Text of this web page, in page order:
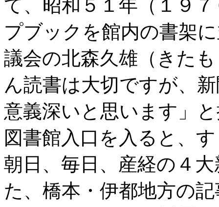
て、昭和５１年（１９
プブックを館内の書架
議会の北森久雄（きた
ん読書は大切ですが、
意義深いと思います」
図書館入口を入ると、
朝日、毎日、産経の４
た、橋本・伊都地方の